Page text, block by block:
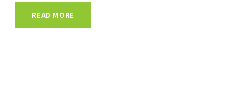
READ MORE